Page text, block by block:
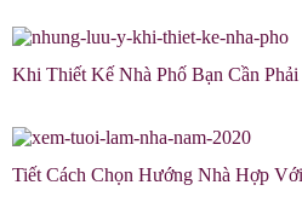
Khi Thiết Kế Nhà Phố Bạn Cần
Tiết Cách Chọn Hướng Nhà Hợp